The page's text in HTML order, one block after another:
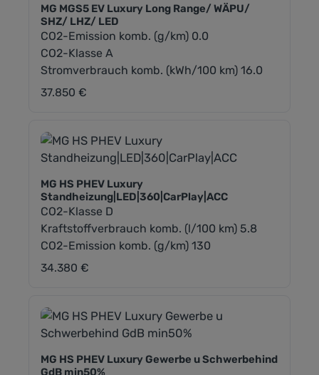
MG MGS5 EV Luxury Long Range/ WÄPU/
SHZ/ LHZ/ LED
CO2-Emission komb. (g/km) 0.0
CO2-Klasse A
Stromverbrauch komb. (kWh/100 km) 16.0
Regulärer Preis:
37.850 €
MG HS PHEV Luxury
Standheizung|LED|360|CarPlay|ACC
CO2-Klasse D
Kraftstoffverbrauch komb. (l/100 km) 5.8
CO2-Emission komb. (g/km) 130
Regulärer Preis:
34.380 €
MG HS PHEV Luxury Gewerbe u Schwerbehind
GdB min50%